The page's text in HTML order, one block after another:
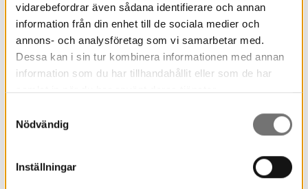
vidarebefordrar även sådana identifierare och annan
information från din enhet till de sociala medier och
annons- och analysföretag som vi samarbetar med.
Dessa kan i sin tur kombinera informationen med annan
information som du har tillhandahållit eller som de har
samlat in när du har använt deras tjänster.
Nödvändig
Inställningar